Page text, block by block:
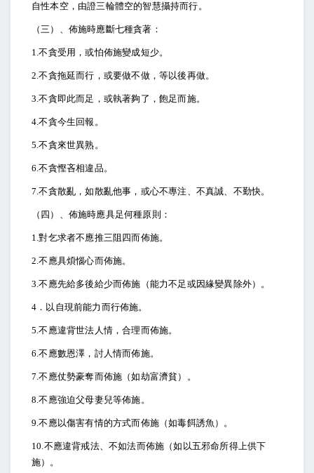
自性本空，由證三輪體空的智慧攝持而行。
（三）、佈施時應斷七種貪著：
1.不貪受用，或怕佈施變成短少。
2.不貪拖延而行，或要做不做，等以後再做。
3.不貪即此而足，或執著夠了，飽足而施。
4.不貪今生回報。
5.不貪來世異熟。
6.不貪慳吝相違品。
7.不貪散亂，如散亂他事，或心不專注、不真誠、不勤快。
（四）、佈施時應具足何種原則：
1.對乞求者不應推三阻四而佈施。
2.不應具煩惱心而佈施。
3.不應先給多後給少而佈施（能力不足或因緣變異除外）。
4 ．以自現前能力而行佈施。
5.不應違背世法人情，合理而佈施。
6.不應數恩澤，討人情而佈施。
7.不應仗勢豪奪而佈施（如劫富濟貧）。
8.不應強迫父母妻兒等佈施。
9.不應以傷害有情的方式而佈施（如毒餌誘魚）。
10.不應違背戒法、不如法而佈施（如以五邪命所得上供下
施）。